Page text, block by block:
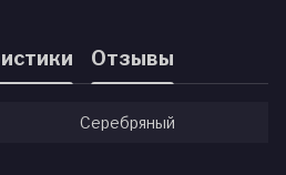
Отзывы
Серебряный